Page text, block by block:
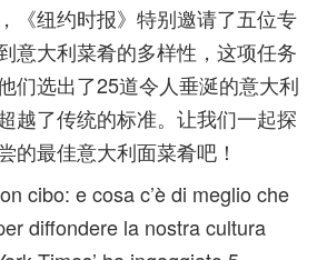
《纽约时报》特别邀请了五位专
意大利菜肴的多样性，这项任务
们选出了25道令人垂涎的意大利
越了传统的标准。让我们一起探
的最佳意大利面菜肴吧！
cibo: e cosa c’è di meglio che
diffondere la nostra cultura